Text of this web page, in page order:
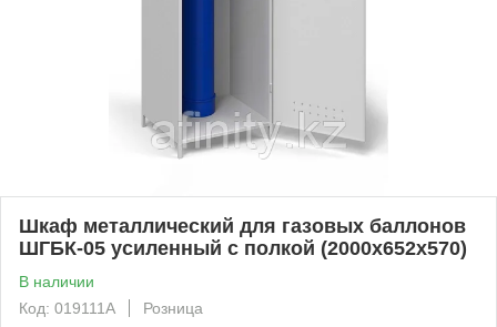
Шкаф металлический для газовых баллонов
ШГБК-05 усиленный с полкой (2000х652х570)
В наличии
Код: 019111A
Розница